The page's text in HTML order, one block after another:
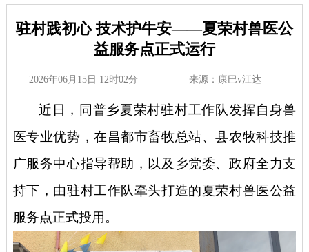
驻村践初心 技术护牛安——夏荣村兽医公
益服务点正式运行
2026年06月15日 12时02分 来源：康巴v江达
近日，同普乡夏荣村驻村工作队发挥自身兽
医专业优势，在昌都市畜牧总站、县农牧科技推
广服务中心指导帮助，以及乡党委、政府全力支
持下，由驻村工作队牵头打造的夏荣村兽医公益
服务点正式投用。